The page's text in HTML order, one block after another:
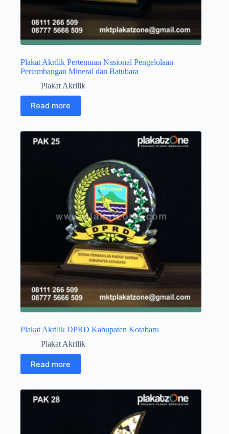
Plakat Akrilik Pertemuan Nasional Pengelolaan
Pertambangan Mineral dan Batubara
Plakat Akrilik
Read more
Plakat Akrilik DPRD Kabupaten Kotabaru
Plakat Akrilik
Read more